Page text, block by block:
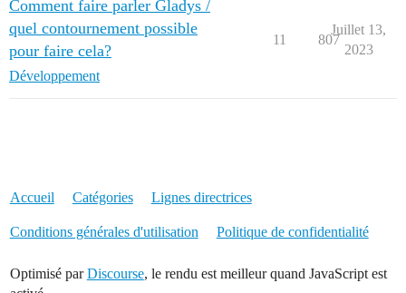
Comment faire parler Gladys /
quel contournement possible
pour faire cela?
Développement
11 807
Juillet 13,
2023
Accueil Catégories Lignes directrices
Conditions générales d'utilisation Politique de confidentialité
Optimisé parDiscourse, le rendu est meilleur quand JavaScript est